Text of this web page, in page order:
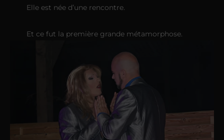
Elle est née d’une rencontre.
Et ce fut la première grande métamorphose.